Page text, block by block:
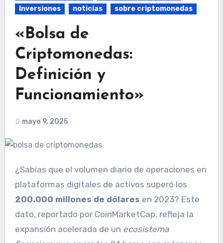
Inversiones
noticias sobre criptomonedas
«Bolsa de
Criptomonedas:
Definición y
Funcionamiento»
mayo 9, 2025
¿Sabías que el volumen diario de operaciones en
plataformas digitales de activos superó los
200.000 millones de dólares en 2023? Este
dato, reportado por CoinMarketCap, refleja la
expansión acelerada de un ecosistema